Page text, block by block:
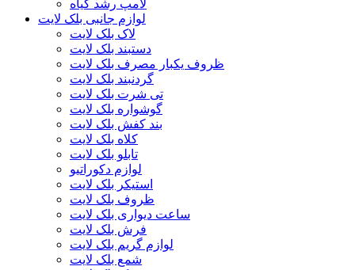
لامپ رشد گیاه
لوازم جانبی بلک لایت
لاک بلک لایت
دستبند بلک لایت
ظروف یکبار مصرف بلک لایت
گردنبند بلک لایت
تی شرت بلک لایت
گوشواره بلک لایت
بند کفش بلک لایت
کلاه بلک لایت
تابلو بلک لایت
لوازم دکوراتیو
استیکر بلک لایت
ظروف بلک لایت
ساعت دیواری بلک لایت
فرش بلک لایت
لوازم گریم بلک لایت
شمع بلک لایت